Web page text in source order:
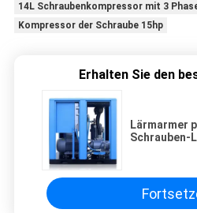
14L Schraubenkompressor mit 3
Kompressor der Schraube 15hp
Erhalten Sie den
Lärmarmer
Schrauben-